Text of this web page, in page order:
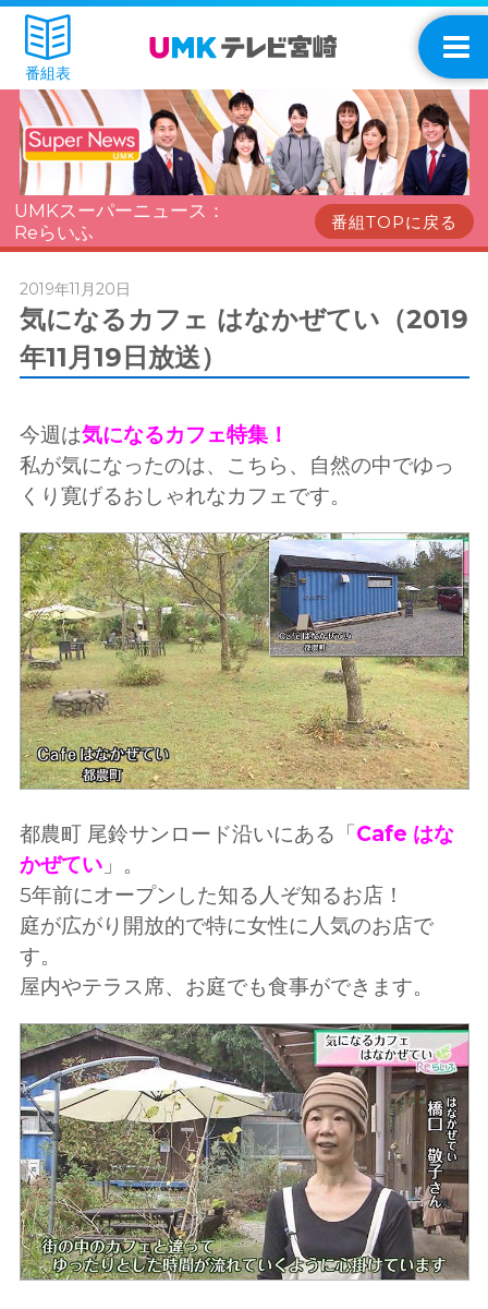
番組表
UMKスーパーニュース：
Reらいふ
番組TOPに戻る
2019年11月20日
気になるカフェ はなかぜてい（2019
年11月19日放送）
今週は気になるカフェ特集！
私が気になったのは、こちら、自然の中でゆっ
くり寛げるおしゃれなカフェです。
都農町 尾鈴サンロード沿いにある「Cafe はな
かぜてい」。
5年前にオープンした知る人ぞ知るお店！
庭が広がり開放的で特に女性に人気のお店で
す。
屋内やテラス席、お庭でも食事ができます。